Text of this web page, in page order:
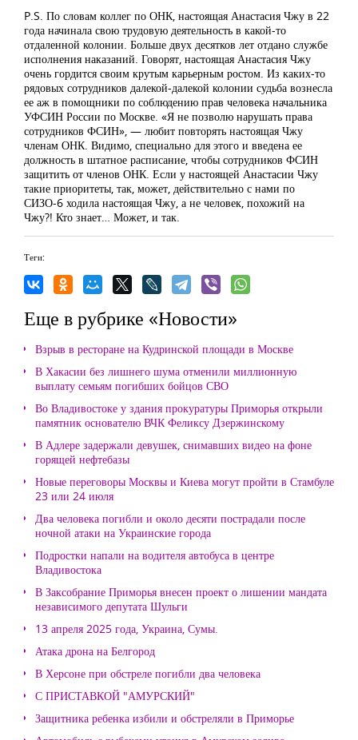
P.S. По словам коллег по ОНК, настоящая Анастасия Чжу в 22
года начинала свою трудовую деятельность в какой-то
отдаленной колонии. Больше двух десятков лет отдано службе
исполнения наказаний. Говорят, настоящая Анастасия Чжу
очень гордится своим крутым карьерным ростом. Из каких-то
рядовых сотрудников далекой-далекой колонии судьба вознесла
ее аж в помощники по соблюдению прав человека начальника
УФСИН России по Москве. «Я не позволю нарушать права
сотрудников ФСИН», — любит повторять настоящая Чжу
членам ОНК. Видимо, специально для этого и введена ее
должность в штатное расписание, чтобы сотрудников ФСИН
защитить от членов ОНК. Если у настоящей Анастасии Чжу
такие приоритеты, так, может, действительно с нами по
СИЗО-6 ходила настоящая Чжу, а не человек, похожий на
Чжу?! Кто знает… Может, и так.
Теги:
Еще в рубрике «Новости»
Взрыв в ресторане на Кудринской площади в Москве
В Хакасии без лишнего шума отменили миллионную
выплату семьям погибших бойцов СВО
Во Владивостоке у здания прокуратуры Приморья открыли
памятник основателю ВЧК Феликсу Дзержинскому
В Адлере задержали девушек, снимавших видео на фоне
горящей нефтебазы
Новые переговоры Москвы и Киева могут пройти в Стамбуле
23 или 24 июля
Два человека погибли и около десяти пострадали после
ночной атаки на Украинские города
Подростки напали на водителя автобуса в центре
Владивостока
В Заксобрание Приморья внесен проект о лишении мандата
независимого депутата Шульги
13 апреля 2025 года, Украина, Сумы.
Атака дрона на Белгород
В Херсоне при обстреле погибли два человека
С ПРИСТАВКОЙ "АМУРСКИЙ"
Защитника ребенка избили и обстреляли в Приморье